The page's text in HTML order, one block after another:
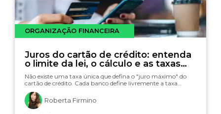
ORGANIZAÇÃO FINANCEIRA
Juros do cartão de crédito: entenda
o limite da lei, o cálculo e as taxas
(com simulador)
Não existe uma taxa única que defina o "juro máximo" do
cartão de crédito. Cada banco define livremente a taxa…
Roberta Firmino